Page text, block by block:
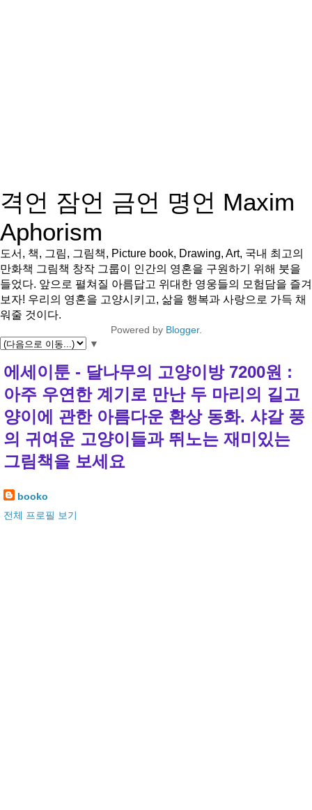
격언 잠언 금언 명언 Maxim
Aphorism
도서, 책, 그림, 그림책, Picture book, Drawing, Art, 국내 최고의
만화책 그림책 창작 그룹이 인간의 영혼을 구원하기 위해 붓을
들었다. 앞으로 펼쳐질 아름답고 위대한 영웅들의 모험담을 즐겨
보자! 우리의 영혼을 고양시키고, 삶을 행복과 사랑으로 가득 채
워줄 것이다.
Powered by Blogger.
▼
에세이툰 - 달나무의 고양이방 7200원 :
아주 우연한 계기로 만난 두 마리의 길고
양이에 관한 아름다운 환상 동화. 샤갈 풍
의 귀여운 고양이들과 뛰노는 재미있는
그림책을 보세요
booko
전체 프로필 보기